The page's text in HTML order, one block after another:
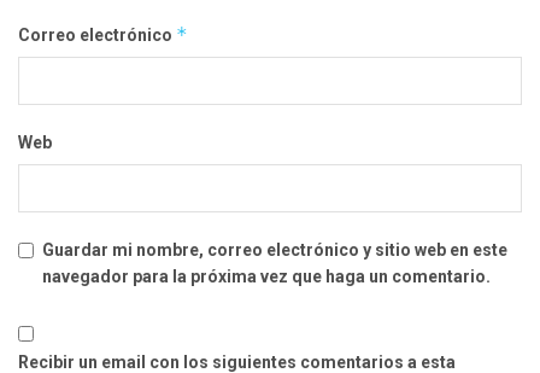
Correo electrónico *
Web
Guardar mi nombre, correo electrónico y sitio web en este
navegador para la próxima vez que haga un comentario.
Recibir un email con los siguientes comentarios a esta